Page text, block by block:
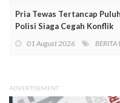
Pria Tewas Tertancap
Polisi Siaga Cegah Konflik
01 August 2026 BERITA
ADVERTISEMENT